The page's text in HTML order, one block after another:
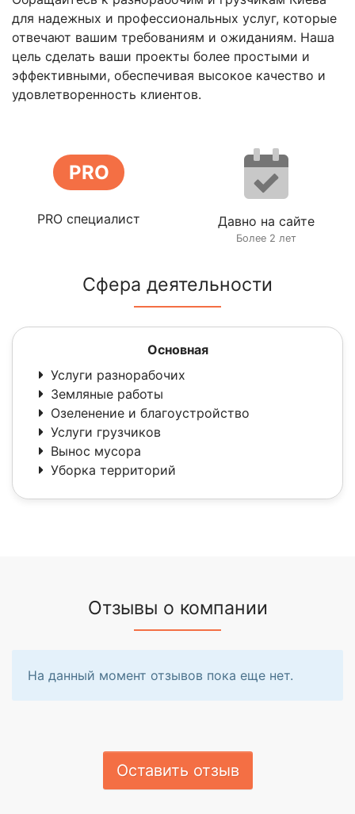
для надежных и профессиональных услуг, которые
отвечают вашим требованиям и ожиданиям. Наша
цель сделать ваши проекты более простыми и
эффективными, обеспечивая высокое качество и
удовлетворенность клиентов.
PRO
PRO специалист Давно на сайте
Более 2 лет
Сфера деятельности
Основная
Услуги разнорабочих
Земляные работы
Озеленение и благоустройство
Услуги грузчиков
Вынос мусора
Уборка территорий
Отзывы о компании
На данный момент отзывов пока еще нет.
Оставить отзыв